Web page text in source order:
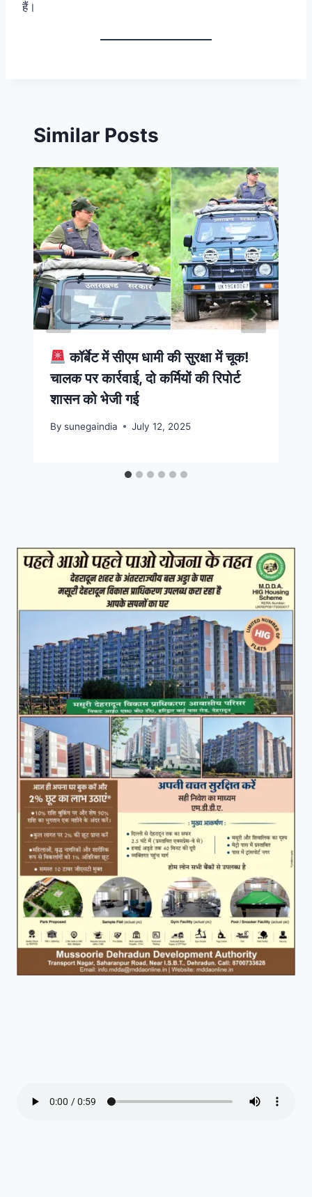
हैं।
Similar Posts
कॉर्बेट में सीएम धामी की सुरक्षा में चूक!
चालक पर कार्रवाई, दो कर्मियों की रिपोर्ट
शासन को भेजी गई
By sunegaindia July 12, 2025